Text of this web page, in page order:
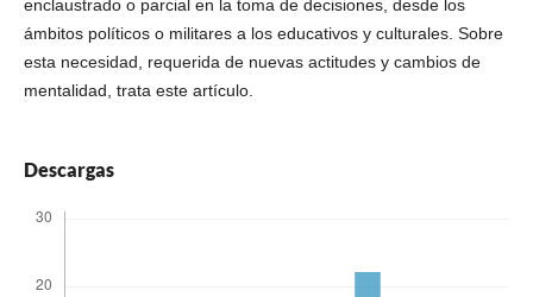
enclaustrado o parcial en la toma de decisiones, desde los
ámbitos políticos o militares a los educativos y culturales. Sobre
esta necesidad, requerida de nuevas actitudes y cambios de
mentalidad, trata este artículo.
Descargas